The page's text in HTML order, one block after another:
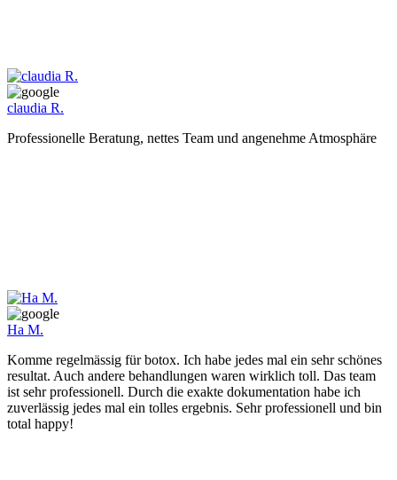
claudia R.
Professionelle Beratung, nettes Team und angenehme Atmosphäre
Ha M.
Komme regelmässig für botox. Ich habe jedes mal ein sehr schönes
resultat. Auch andere behandlungen waren wirklich toll. Das team
ist sehr professionell. Durch die exakte dokumentation habe ich
zuverlässig jedes mal ein tolles ergebnis. Sehr professionell und bin
total happy!